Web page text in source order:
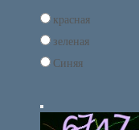
красная
зеленая
Синяя